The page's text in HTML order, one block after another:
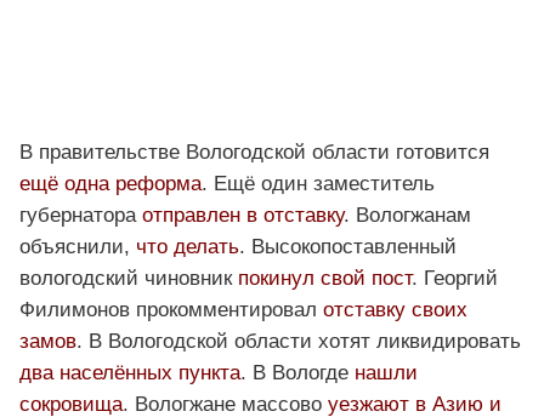
В правительстве Вологодской области готовится
ещё одна реформа. Ещё один заместитель
губернатора отправлен в отставку. Вологжанам
объяснили, что делать. Высокопоставленный
вологодский чиновник покинул свой пост. Георгий
Филимонов прокомментировал отставку своих
замов. В Вологодской области хотят ликвидировать
два населённых пункта. В Вологде нашли
сокровища. Вологжане массово уезжают в Азию и